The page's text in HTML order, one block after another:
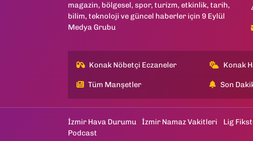
magazin, bölgesel, spor, turizm, etkinlik, tarih,
bilim, teknoloji ve güncel haberler için 9 Eylül
Medya Grubu
Konak Nöbetçi Eczaneler Konak
Tüm Manşetler Son
İzmir Hava Durumu İzmir Namaz Vakitleri Lig
Podcast